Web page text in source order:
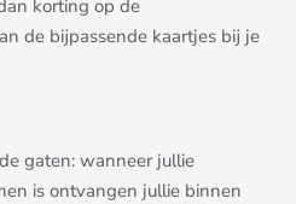
korting op de
de bijpassende kaartjes bij je
gaten: wanneer jullie
is ontvangen jullie binnen